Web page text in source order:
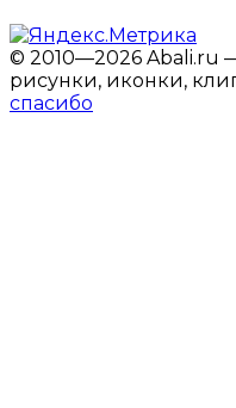
© 2010—2026 Abali.ru
рисунки, иконки,
спасибо